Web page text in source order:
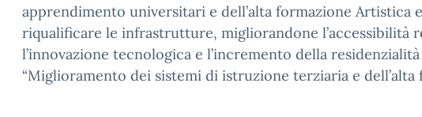
apprendimento universitari e dell’alta formazione Artistica
riqualificare le infrastrutture, migliorandone l’accessibilità
l’innovazione tecnologica e l’incremento della
“Miglioramento dei sistemi di istruzione terziaria e dell’alta